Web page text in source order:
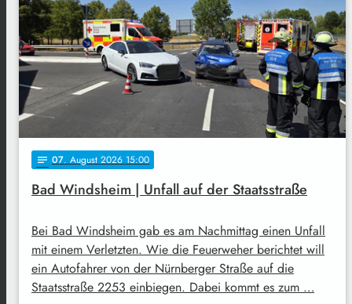
notes 07. August 2026 15:00
Bad Windsheim | Unfall auf der Staatsstraße
Bei Bad Windsheim gab es am Nachmittag einen Unfall
mit einem Verletzten. Wie die Feuerweher berichtet will
ein Autofahrer von der Nürnberger Straße auf die
Staatsstraße 2253 einbiegen. Dabei kommt es zum …